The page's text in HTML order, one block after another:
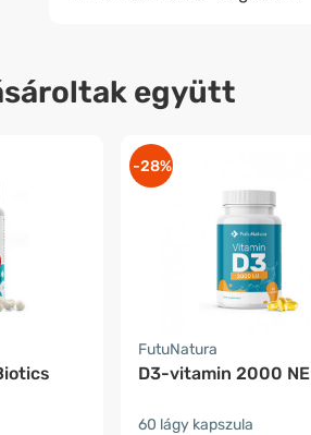
együtt
-28%
FutuNatura
D3-vitamin 2000 NE
60 lágy kapszula